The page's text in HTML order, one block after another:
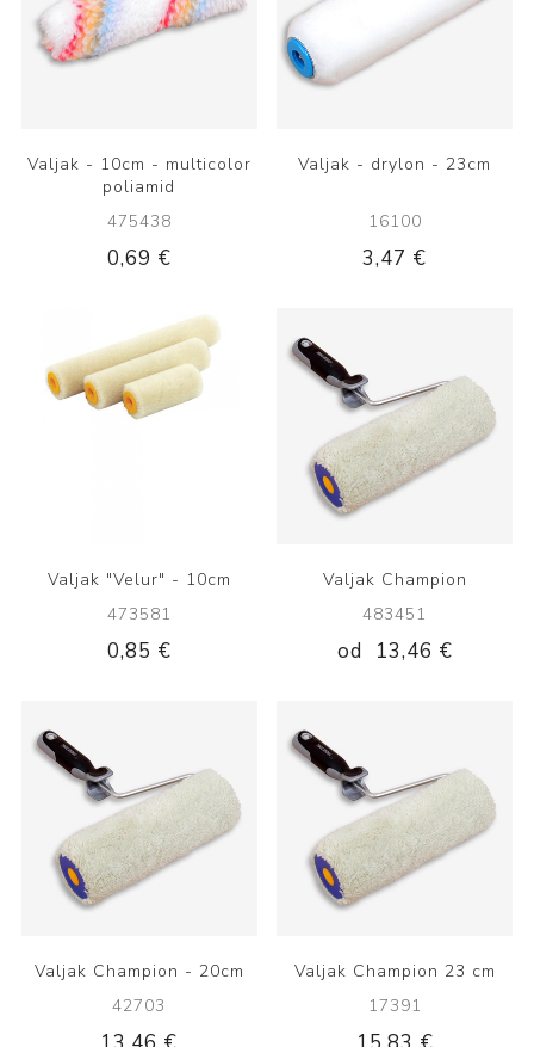
Valjak - 10cm - multicolor
poliamid
475438
0,69 €
Valjak - drylon - 23cm
16100
3,47 €
Valjak "Velur" - 10cm
473581
0,85 €
Valjak Champion
483451
od 13,46 €
Valjak Champion - 20cm
42703
Valjak Champion 23 cm
17391